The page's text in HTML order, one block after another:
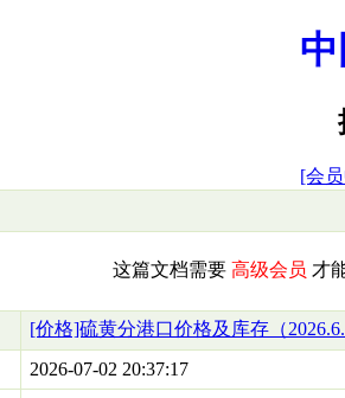
[会
这篇文档需要 高级会员 才
[价格]硫黄分港口价格及库存（
2026-07-02 20:37:17